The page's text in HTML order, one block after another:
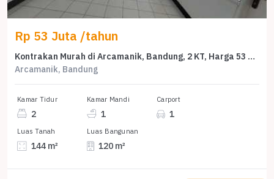
Rp 53 Juta /tahun
Kontrakan Murah di Arcamanik, Bandung, 2 KT, Harga 53 Juta /tahun
Arcamanik, Bandung
Kamar Tidur
2
Kamar Mandi
1
Carport
1
Luas Tanah
144 m²
Luas Bangunan
120 m²